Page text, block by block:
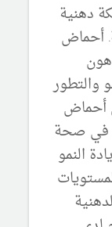
دهنية
3 الدهنية. أحماض
والتطور
أحماض
في صحة
النمو
من أحماض أوميغا 3 الدهنية